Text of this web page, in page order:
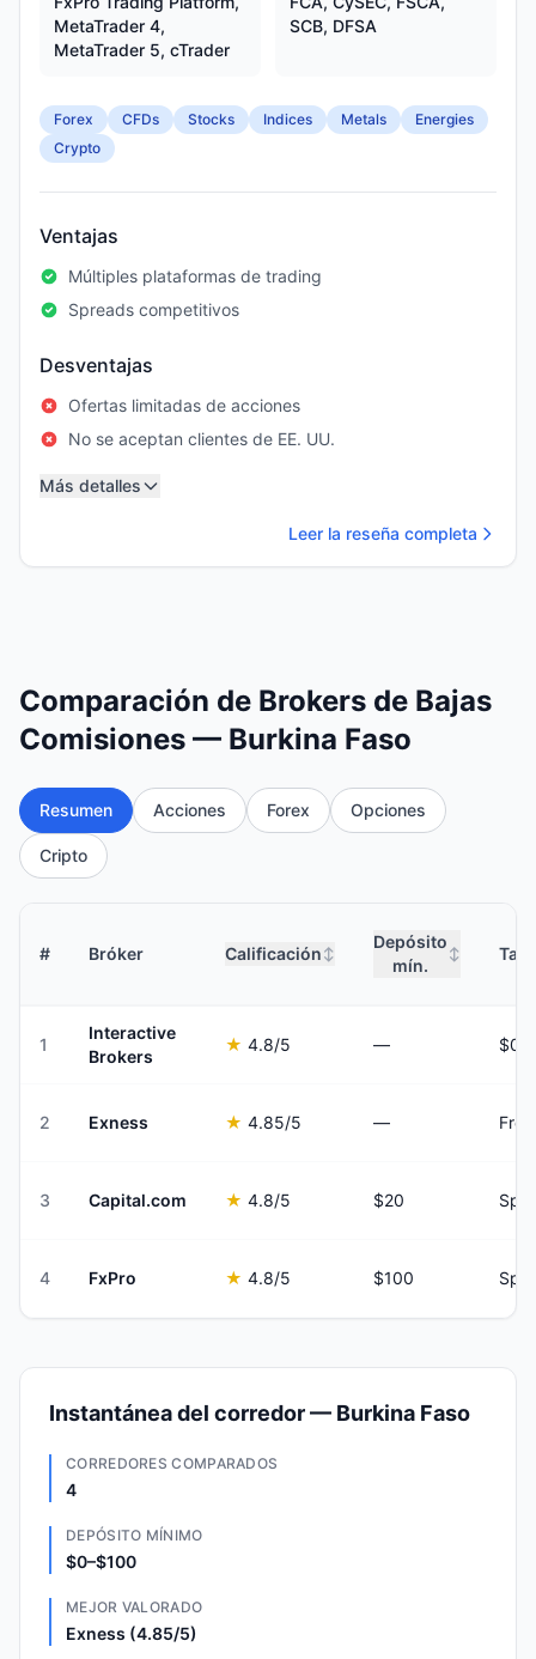
MetaTrader 4,
MetaTrader 5, cTrader
SCB, DFSA
Forex CFDs Stocks Indices Metals
Energies
Crypto
Ventajas
Múltiples plataformas de trading
Spreads competitivos
Desventajas
Ofertas limitadas de acciones
No se aceptan clientes de EE. UU.
Más detalles
Leer la reseña completa
Comparación de Brokers de Bajas
Comisiones — Burkina Faso
Resumen Acciones Forex Opciones
Cripto
# Bróker Calificación ↕
Depósito
mín.
↕
1
Interactive
Brokers
★ 4.8/5 —
2 Exness ★ 4.85/5 —
3 Capital.com ★ 4.8/5 $20
4 FxPro ★ 4.8/5 $100
Instantánea del corredor — Burkina Faso
CORREDORES COMPARADOS
4
DEPÓSITO MÍNIMO
$0–$100
MEJOR VALORADO
Exness (4.85/5)